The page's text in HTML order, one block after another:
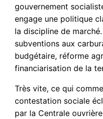
gouvernement
engage une politique
la discipline de
subventions aux
budgétaire, réforme
financiarisation de la
Très vite, ce qui
contestation sociale
par la Centrale